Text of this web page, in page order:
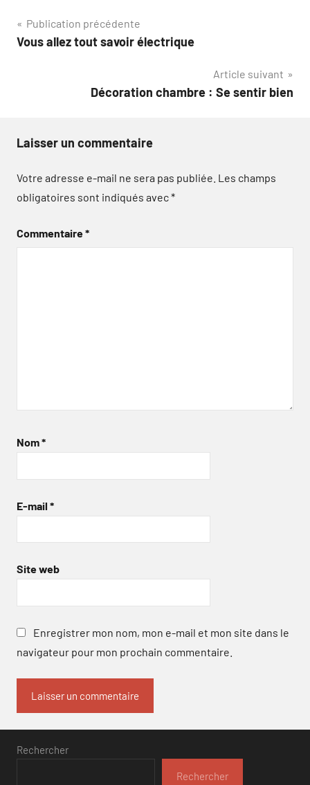
Navigation
de
Publication précédente
Vous allez tout savoir électrique
Article suivant
Décoration chambre : Se sentir bien
Laisser un commentaire
Votre adresse e-mail ne sera pas publiée. Les champs
obligatoires sont indiqués avec*
Commentaire*
Nom*
E-mail *
Site web
Enregistrer mon nom, mon e-mail et mon site dans le
navigateur pour mon prochain commentaire.
Rechercher
Rechercher